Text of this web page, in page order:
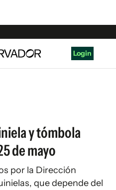
Login
y tómbola
de mayo
por la Dirección
que depende del